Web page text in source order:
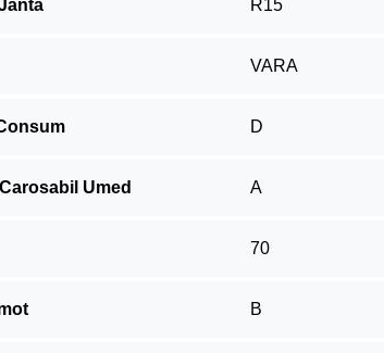
R15
VARA
D
Umed A
70
B